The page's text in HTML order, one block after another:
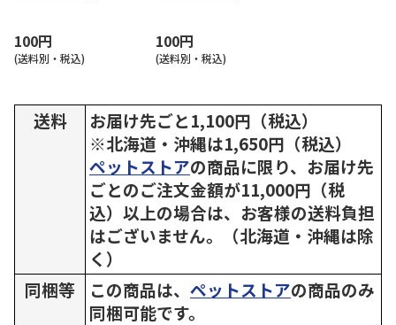
100円
(送料別・税込)
100円
(送料別・税込)
送料
お届け先ごと1,100円（税込）
※北海道・沖縄は1,650円（税込）
ペットストアの商品に限り、お届け先
ごとのご注文金額が11,000円（税
込）以上の場合は、お客様の送料負担
はございません。（北海道・沖縄は除
く）
同梱等
この商品は、 ペットストアの商品のみ
同梱可能です。